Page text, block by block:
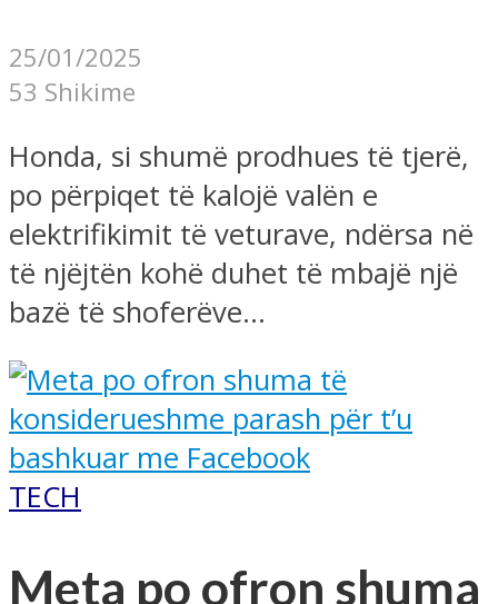
25/01/2025
53 Shikime
Honda, si shumë prodhues të tjerë,
po përpiqet të kalojë valën e
elektrifikimit të veturave, ndërsa në
të njëjtën kohë duhet të mbajë një
bazë të shoferëve...
TECH
Meta po ofron shuma